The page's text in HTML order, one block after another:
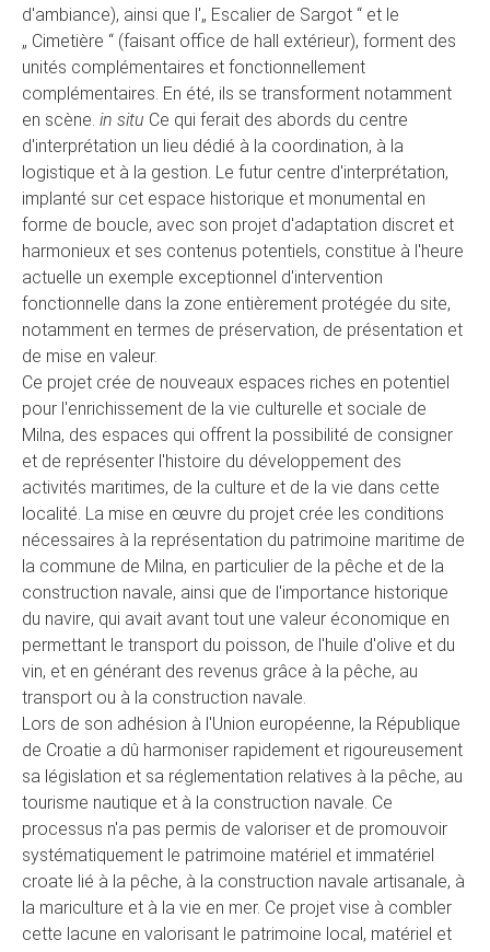
d'ambiance), ainsi que l'„ Escalier de Sargot “ et le
„ Cimetière “ (faisant office de hall extérieur), forment des
unités complémentaires et fonctionnellement
complémentaires. En été, ils se transforment notamment
en scène. in situ Ce qui ferait des abords du centre
d'interprétation un lieu dédié à la coordination, à la
logistique et à la gestion. Le futur centre d'interprétation,
implanté sur cet espace historique et monumental en
forme de boucle, avec son projet d'adaptation discret et
harmonieux et ses contenus potentiels, constitue à l'heure
actuelle un exemple exceptionnel d'intervention
fonctionnelle dans la zone entièrement protégée du site,
notamment en termes de préservation, de présentation et
de mise en valeur.
Ce projet crée de nouveaux espaces riches en potentiel
pour l'enrichissement de la vie culturelle et sociale de
Milna, des espaces qui offrent la possibilité de consigner
et de représenter l'histoire du développement des
activités maritimes, de la culture et de la vie dans cette
localité. La mise en œuvre du projet crée les conditions
nécessaires à la représentation du patrimoine maritime de
la commune de Milna, en particulier de la pêche et de la
construction navale, ainsi que de l'importance historique
du navire, qui avait avant tout une valeur économique en
permettant le transport du poisson, de l'huile d'olive et du
vin, et en générant des revenus grâce à la pêche, au
transport ou à la construction navale.
Lors de son adhésion à l'Union européenne, la République
de Croatie a dû harmoniser rapidement et rigoureusement
sa législation et sa réglementation relatives à la pêche, au
tourisme nautique et à la construction navale. Ce
processus n'a pas permis de valoriser et de promouvoir
systématiquement le patrimoine matériel et immatériel
croate lié à la pêche, à la construction navale artisanale, à
la mariculture et à la vie en mer. Ce projet vise à combler
cette lacune en valorisant le patrimoine local, matériel et